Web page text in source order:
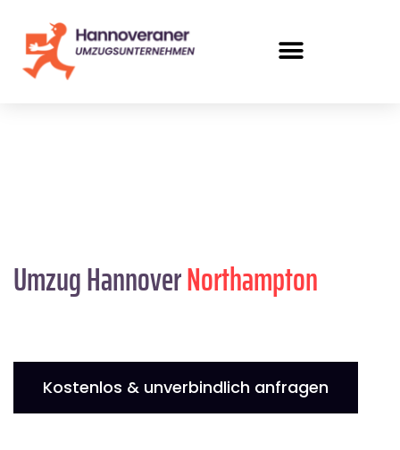
Umzug HannoverNorthampton
Kostenlos & unverbindlich anfragen